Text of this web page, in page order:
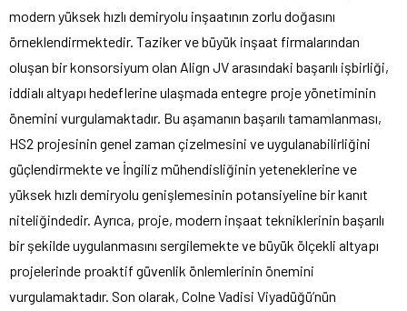
modern yüksek hızlı demiryolu inşaatının zorlu doğasını
örneklendirmektedir. Taziker ve büyük inşaat firmalarından
oluşan bir konsorsiyum olan Align JV arasındaki başarılı işbirliği,
iddialı altyapı hedeflerine ulaşmada entegre proje yönetiminin
önemini vurgulamaktadır. Bu aşamanın başarılı tamamlanması,
HS2 projesinin genel zaman çizelmesini ve uygulanabilirliğini
güçlendirmekte ve İngiliz mühendisliğinin yeteneklerine ve
yüksek hızlı demiryolu genişlemesinin potansiyeline bir kanıt
niteliğindedir. Ayrıca, proje, modern inşaat tekniklerinin başarılı
bir şekilde uygulanmasını sergilemekte ve büyük ölçekli altyapı
projelerinde proaktif güvenlik önlemlerinin önemini
vurgulamaktadır. Son olarak, Colne Vadisi Viyadüğü’nün